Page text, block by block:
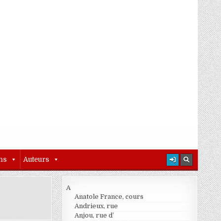
Auteurs
A
Anatole France, cours
Andrieux, rue
Anjou, rue d’